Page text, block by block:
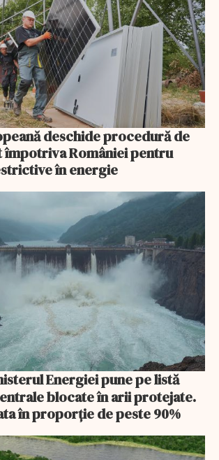
deschide procedură de
României pentru
în energie
blocate în arii protejate.
în proporție de peste 90%